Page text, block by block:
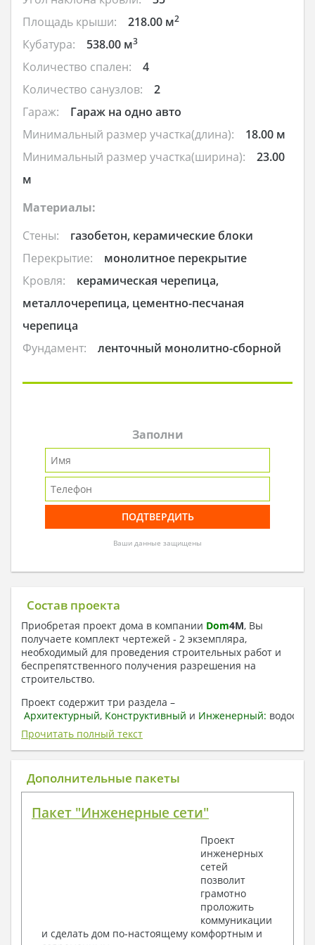
Площадь крыши:
218.00 м2
Кубатура: 538.00 м3
Количество спален:
4
Количество санузлов:
2
Гараж:
Гараж на одно авто
Минимальный размер участка(длина):
18.00 м
Минимальный размер участка(ширина):
23.00
м
Материалы:
Стены:
газобетон, керамические блоки
Перекрытие:
монолитное перекрытие
Кровля:
керамическая черепица,
металлочерепица, цементно-песчаная
черепица
Фундамент:
ленточный монолитно-сборной
Заполни
Ваши данные защищены
Состав проекта
Приобретая проект дома в компании Dom4M, Вы
получаете комплект чертежей - 2 экземпляра,
необходимый для проведения строительных работ и
беспрепятственного получения разрешения на
строительство.
Проект содержит три раздела –
Архитектурный, Конструктивный и Инженерный:
отопление, вентиляция, канализация,
электроснабжение (приобретается за дополнительную
плату) + Пояснительная записка.
1. Архитектурный раздел:
План координационных осей
Поэтажные маркировочные планы с
Разрезы и состав конструкций
Фасады с ведомостью внешних отделок
Элементы проемов – спецификация
Ведомость перемычек – сечения и
спецификация
Прочитать полный текст
Дополнительные пакеты
Пакет "Инженерные сети"
Проект
инженерных
сетей
позволит
грамотно
проложить
коммуникации
и сделать дом по-настоящему комфортным и